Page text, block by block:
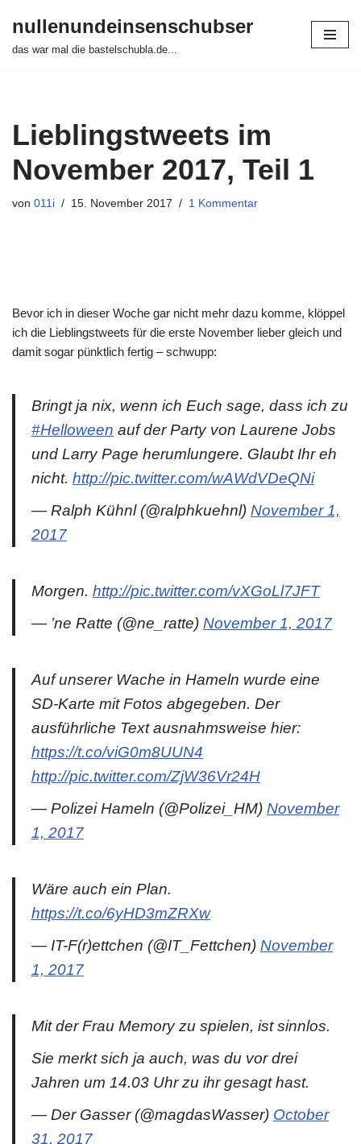
Zum
nullenundeinsenschubser
das war mal die bastelschubla.de...
Lieblingstweets im
November 2017, Teil 1
von 011i 15. November 2017 1 Kommentar
Bevor ich in dieser Woche gar nicht mehr dazu komme, klöppel
ich die Lieblingstweets für die erste November lieber gleich und
damit sogar pünktlich fertig – schwupp:
Bringt ja nix, wenn ich Euch sage, dass ich zu
#Helloween auf der Party von Laurene Jobs
und Larry Page herumlungere. Glaubt Ihr eh
nicht. http://pic.twitter.com/wAWdVDeQNi
— Ralph Kühnl (@ralphkuehnl) November 1,
2017
Morgen. http://pic.twitter.com/vXGoLl7JFT
— ’ne Ratte (@ne_ratte) November 1, 2017
Auf unserer Wache in Hameln wurde eine
SD-Karte mit Fotos abgegeben. Der
ausführliche Text ausnahmsweise hier:
https://t.co/viG0m8UUN4
http://pic.twitter.com/ZjW36Vr24H
— Polizei Hameln (@Polizei_HM) November
1, 2017
Wäre auch ein Plan.
https://t.co/6yHD3mZRXw
— IT-F(r)ettchen (@IT_Fettchen) November
1, 2017
Mit der Frau Memory zu spielen, ist sinnlos.
Sie merkt sich ja auch, was du vor drei
Jahren um 14.03 Uhr zu ihr gesagt hast.
— Der Gasser (@magdasWasser) October
31, 2017